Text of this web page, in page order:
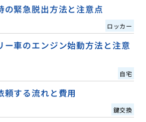
の緊急脱出方法と注意点
ロッカー
ー車のエンジン始動方法と注意
自宅
頼する流れと費用
鍵交換